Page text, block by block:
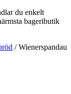
du enkelt
bageributik
/ Wienerspandau